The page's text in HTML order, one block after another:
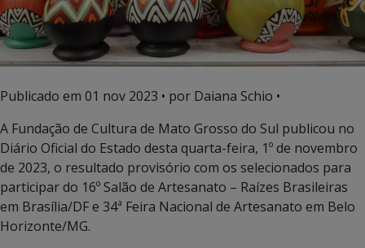
Publicado em 01 nov 2023 • por Daiana Schio •
A Fundação de Cultura de Mato Grosso do Sul publicou no
Diário Oficial do Estado desta quarta-feira, 1º de novembro
de 2023, o resultado provisório com os selecionados para
participar do 16º Salão de Artesanato – Raízes Brasileiras
em Brasília/DF e 34ª Feira Nacional de Artesanato em Belo
Horizonte/MG.